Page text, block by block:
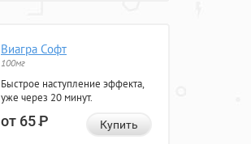
Виагра Софт
100мг
Быстрое наступление эффекта,
уже через 20 минут.
от 65Р Купить